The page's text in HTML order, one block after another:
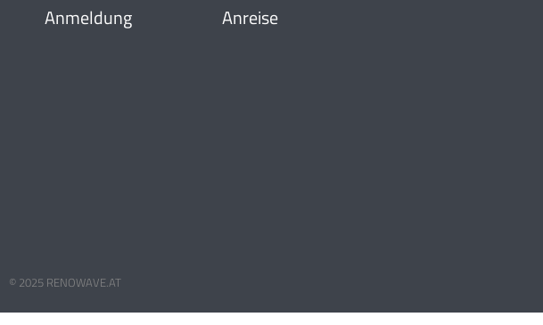
Anmeldung
Anreise
© 2025 RENOWAVE.AT